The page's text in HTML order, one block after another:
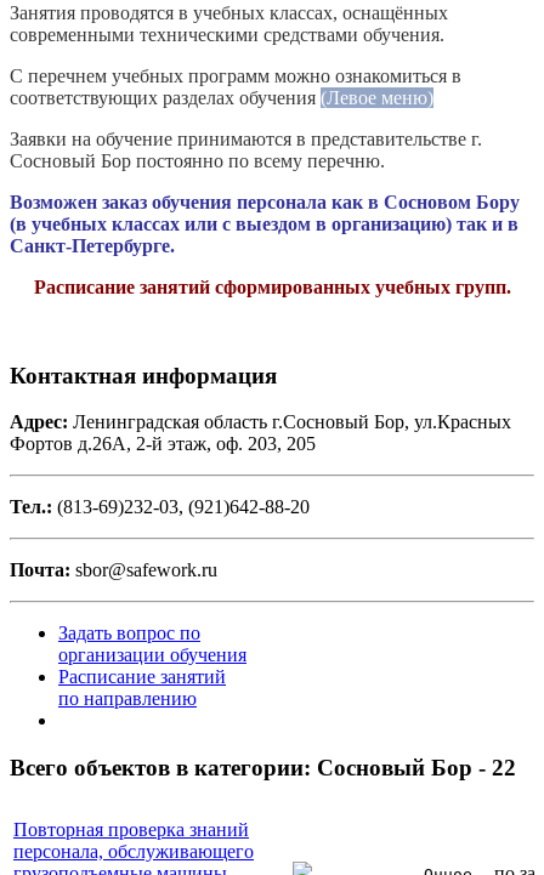
Занятия проводятся в учебных классах, оснащённых
современными техническими средствами обучения.
С перечнем учебных программ можно ознакомиться в
соответствующих разделах обучения (Левое меню)
Заявки на обучение принимаются в представительстве г.
Сосновый Бор постоянно по всему перечню.
Возможен заказ обучения персонала как в Сосновом Бору
(в учебных классах или с выездом в организацию) так и в
Санкт-Петербурге.
Расписание занятий сформированных учебных групп.
Контактная информация
Адрес: Ленинградская область г.Сосновый Бор, ул.Красных
Фортов д.26А, 2-й этаж, оф. 203, 205
Тел.: (813-69)232-03, (921)642-88-20
Почта: sbor@safework.ru
Задать вопрос по
организации обучения
Расписание занятий
по направлению
Всего объектов в категории: Сосновый Бор - 22
Повторная проверка знаний
персонала, обслуживающего